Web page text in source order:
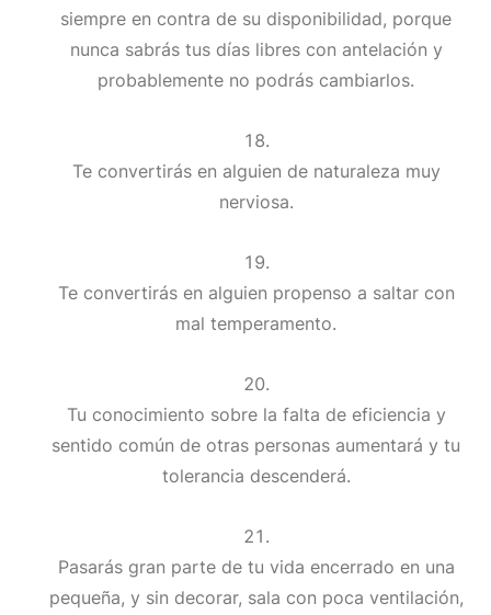
siempre en contra de su disponibilidad, porque
nunca sabrás tus días libres con antelación y
probablemente no podrás cambiarlos.
Te convertirás en alguien de naturaleza muy
nerviosa.
Te convertirás en alguien propenso a saltar con
mal temperamento.
Tu conocimiento sobre la falta de eficiencia y
sentido común de otras personas aumentará y tu
tolerancia descenderá.
Pasarás gran parte de tu vida encerrado en una
pequeña, y sin decorar, sala con poca ventilación,